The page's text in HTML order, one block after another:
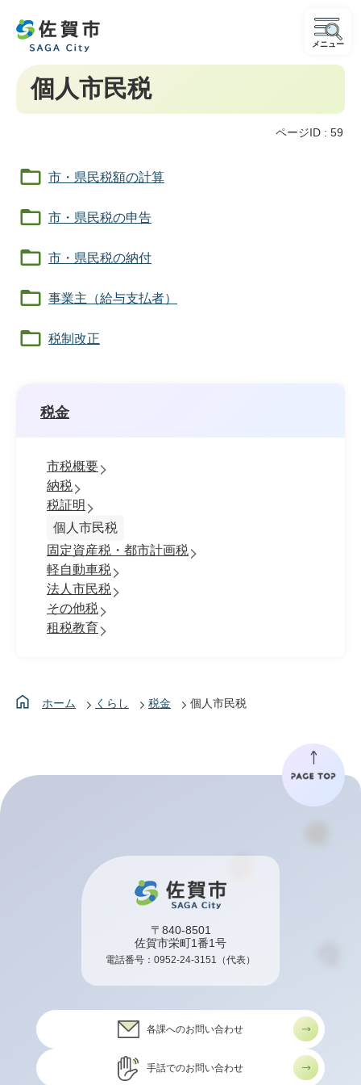
メニュー
個人市民税
ページID : 59
市・県民税額の計算
市・県民税の申告
市・県民税の納付
事業主（給与支払者）
税制改正
税金
市税概要
納税
税証明
個人市民税
固定資産税・都市計画税
軽自動車税
法人市民税
その他税
租税教育
ホーム くらし 税金 個人市民税
〒840-8501
佐賀市栄町1番1号
電話番号： 0952-24-3151 （代表）
各課へのお問い合わせ
手話でのお問い合わせ